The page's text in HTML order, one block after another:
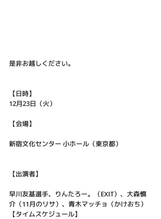
是非お越しください。
【日時】
12月23日（火）
【会場】
新宿文化センター 小ホール（東京都）
【出演者】
早川友基選手、りんたろー。（EXIT）、大森慎
介（11月のリサ）、青木マッチョ（かけおち）
【タイムスケジュール】